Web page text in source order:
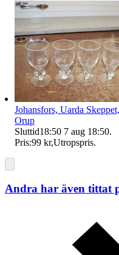
Johansfors, Uarda
Orup
Sluttid18:50 7 aug 18:50.
Pris:99 kr,Utropspris.
Andra har även tittat